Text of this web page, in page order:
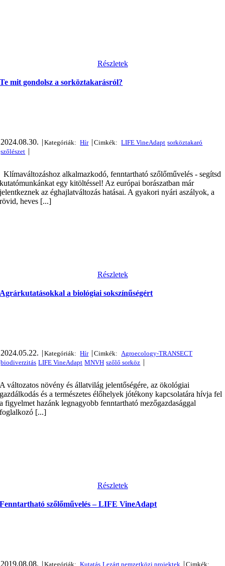
Részletek
Te mit gondolsz a sorköztakarásról?
2024.08.30. |
|
|
Klímaváltozáshoz alkalmazkodó, fenntartható szőlőművelés - segítsd
kutatómunkánkat egy kitöltéssel! Az európai borászatban már
jelentkeznek az éghajlatváltozás hatásai. A gyakori nyári aszályok, a
rövid, heves [...]
Részletek
Agrárkutatásokkal a biológiai sokszínűségért
2024.05.22. |
|
|
A változatos növény és állatvilág jelentőségére, az ökológiai
gazdálkodás és a természetes élőhelyek jótékony kapcsolatára hívja fel
a figyelmet hazánk legnagyobb fenntartható mezőgazdasággal
foglalkozó [...]
Részletek
Fenntartható szőlőművelés – LIFE VineAdapt
2019.08.08. | |